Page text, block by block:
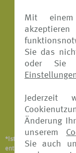
Mit
Sie das
oder Sie
Jederzeit
Änderung
unserem
Sie auch
Reiseunfall-
*Ist abhängig vom
entnehmen Sie bitte